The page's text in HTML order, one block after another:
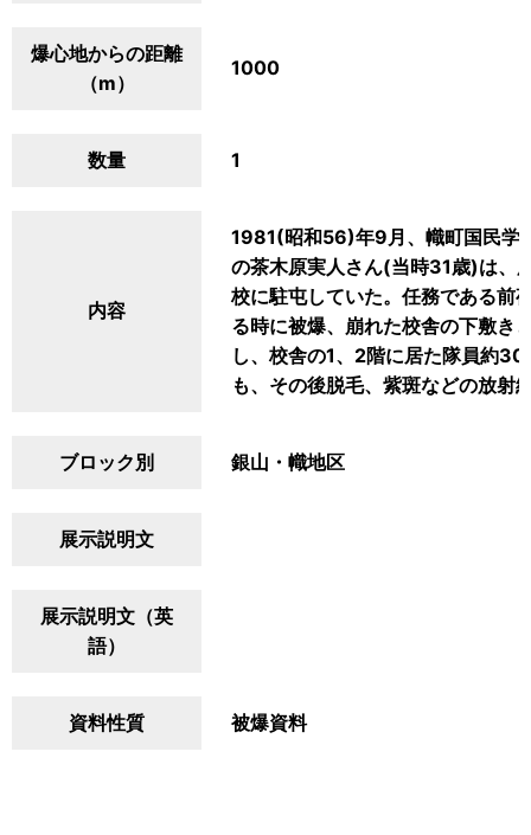
爆心地からの距離
（m）
1000
数量 1
内容
1981(昭和56)年9月、幟町国民学
の茶木原実人さん(当時31歳)は、
校に駐屯していた。任務である前
る時に被爆、崩れた校舎の下敷き
し、校舎の1、2階に居た隊員約
も、その後脱毛、紫斑などの放射
ブロック別 銀山・幟地区
展示説明文
展示説明文（英
語）
資料性質 被爆資料